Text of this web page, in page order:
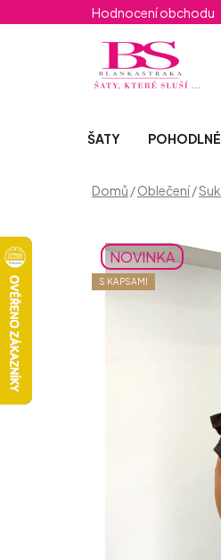
na
Hodnocení obchodu
ŠATY
Domů /Oblečení/
NOVINKA
S KAPSAMI